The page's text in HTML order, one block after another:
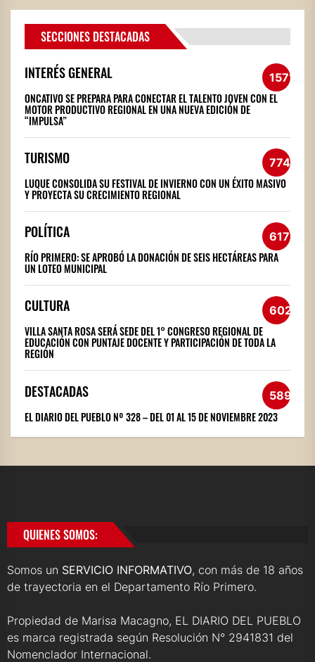
SECCIONES DESTACADAS
INTERÉS GENERAL 1571
ONCATIVO SE PREPARA PARA CONECTAR EL TALENTO JOVEN CON EL
MOTOR PRODUCTIVO REGIONAL EN UNA NUEVA EDICIÓN DE
“IMPULSA”
TURISMO 774
LUQUE CONSOLIDA SU FESTIVAL DE INVIERNO CON UN ÉXITO MASIVO
Y PROYECTA SU CRECIMIENTO REGIONAL
POLÍTICA 617
RÍO PRIMERO: SE APROBÓ LA DONACIÓN DE SEIS HECTÁREAS PARA
UN LOTEO MUNICIPAL
CULTURA 602
VILLA SANTA ROSA SERÁ SEDE DEL 1° CONGRESO REGIONAL DE
EDUCACIÓN CON PUNTAJE DOCENTE Y PARTICIPACIÓN DE TODA LA
REGIÓN
DESTACADAS 589
EL DIARIO DEL PUEBLO Nº 328 – DEL 01 AL 15 DE NOVIEMBRE 2023
QUIENES SOMOS:
Somos un SERVICIO INFORMATIVO, con más de 18 años
de trayectoria en el Departamento Río Primero.
Propiedad de Marisa Macagno, EL DIARIO DEL PUEBLO
es marca registrada según Resolución N° 2941831 del
Nomenclador Internacional.